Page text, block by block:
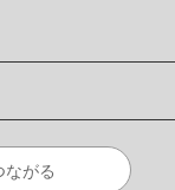
ながる